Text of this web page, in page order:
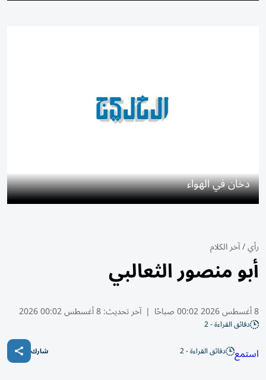
دخان في الهواء
رأي/آخر الكلام
أبو منصور الثعالبي
8 أغسطس 2026 00:02 صباحًا | آخر تحديث:8 أغسطس 00:02 2026
دقائق القراءة - 2
استمع دقائق القراءة - 2 شارك